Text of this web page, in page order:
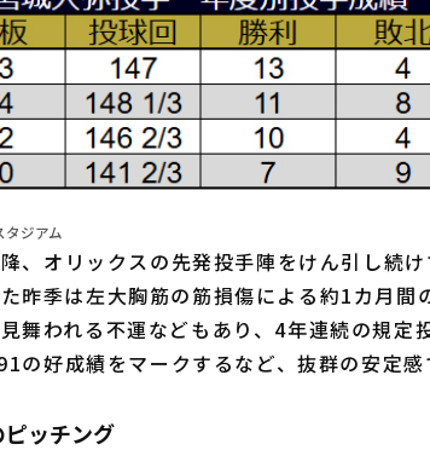
ジアム
、オリックスの先発投手陣をけん引し続
昨季は左大胸筋の筋損傷による約1カ月間
舞われる不運などもあり、4年連続の規定
の好成績をマークするなど、抜群の安定
ッチング